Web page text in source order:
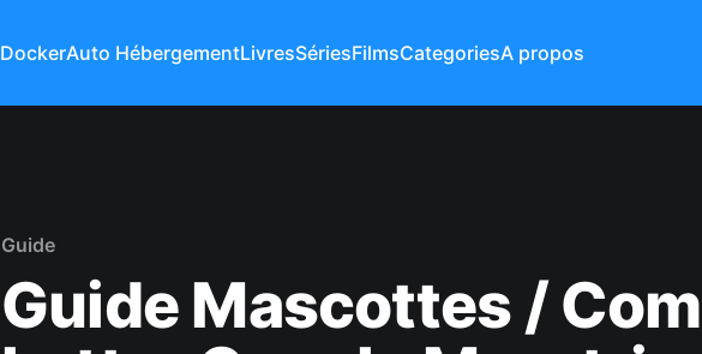
DockerAuto HébergementLivresSériesFilmsCategoriesA propos
Guide
Guide Mascottes /